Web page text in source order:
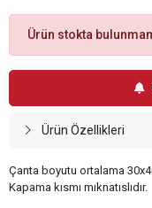
Ürün stokta
Ürün Özellikleri
Çanta boyutu ortalama
Kapama kısmı mıknatıslıdır.